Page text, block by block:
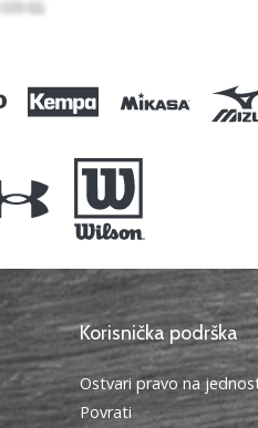
Korisnička podrška
Ostvari pravo na
Povrati